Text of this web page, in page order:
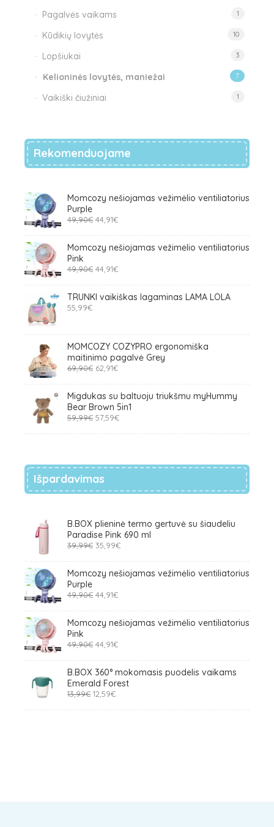
Pagalvės vaikams 1
Kūdikių lovytės 10
Lopšiukai 3
Kelioninės lovytės, maniežai 7
Vaikiški čiužiniai 1
Rekomenduojame
Momcozy nešiojamas vežimėlio ventiliatorius
Purple
49,90€ Original
49,90€.
44,91€Current
44,91€.
Momcozy nešiojamas vežimėlio ventiliatorius
Pink
49,90€ Original
49,90€.
44,91€Current
44,91€.
TRUNKI vaikiškas lagaminas LAMA LOLA
55,99€
MOMCOZY COZYPRO ergonomiška
maitinimo pagalvė Grey
69,90€ Original
69,90€.
62,91€Current
62,91€.
Migdukas su baltuoju triukšmu myHummy
Bear Brown 5in1
59,99€ Original
57,59€Current
Išpardavimas
B.BOX plieninė termo gertuvė su šiaudeliu
Paradise Pink 690 ml
39,99€ Original
39,99€.
35,99€Current
35,99€.
Momcozy nešiojamas vežimėlio ventiliatorius
Purple
49,90€ Original
49,90€.
44,91€Current
44,91€.
Momcozy nešiojamas vežimėlio ventiliatorius
Pink
49,90€ Original
49,90€.
44,91€Current
44,91€.
B.BOX 360° mokomasis puodelis vaikams
Emerald Forest
13,99€ Original
12,59€Current